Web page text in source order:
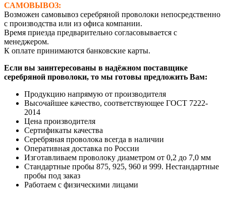
САМОВЫВОЗ:
Возможен самовывоз серебряной проволоки непосредственно
с производства или из офиса компании.
Время приезда предварительно согласовывается с
менеджером.
К оплате принимаются банковские карты.
Если вы заинтересованы в надёжном поставщике
серебряной проволоки, то мы готовы предложить Вам:
Продукцию напрямую от производителя
Высочайшее качество, соответствующее ГОСТ 7222-
2014
Цена производителя
Сертификаты качества
Серебряная проволока всегда в наличии
Оперативная доставка по России
Изготавливаем проволоку диаметром от 0,2 до 7,0 мм
Стандартные пробы 875, 925, 960 и 999. Нестандартные
пробы под заказ
Работаем с физическими лицами